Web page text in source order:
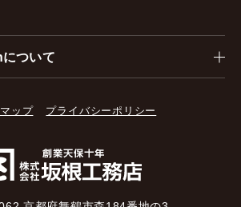
ついて
ップ プライバシーポリシー